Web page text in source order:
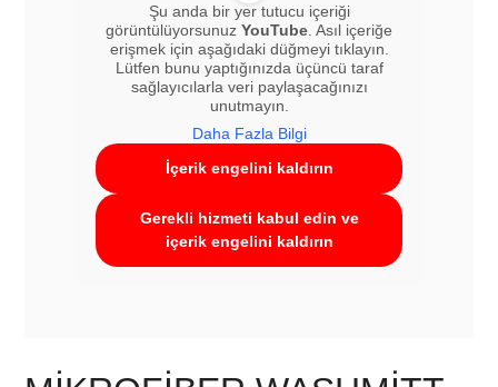
Şu anda bir yer tutucu içeriği
görüntülüyorsunuz YouTube . Asıl içeriğe
erişmek için aşağıdaki düğmeyi tıklayın.
Lütfen bunu yaptığınızda üçüncü taraf
sağlayıcılarla veri paylaşacağınızı
unutmayın.
Daha Fazla Bilgi
İçerik engelini kaldırın
Gerekli hizmeti kabul edin ve
içerik engelini kaldırın